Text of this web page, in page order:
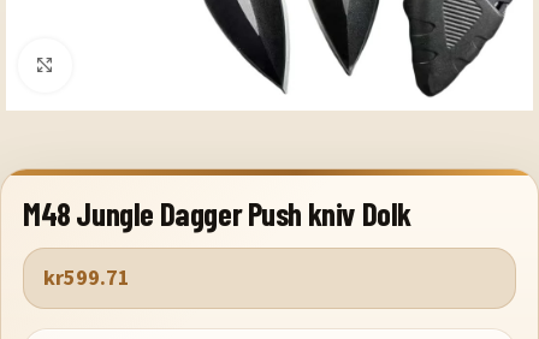
M48 Jungle Dagger Push kniv Dolk
kr599.71